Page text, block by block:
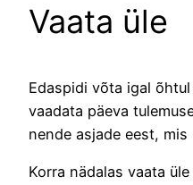
Vaata üle
Edaspidi võta igal
vaadata päeva
nende asjade eest,
Korra nädalas vaata